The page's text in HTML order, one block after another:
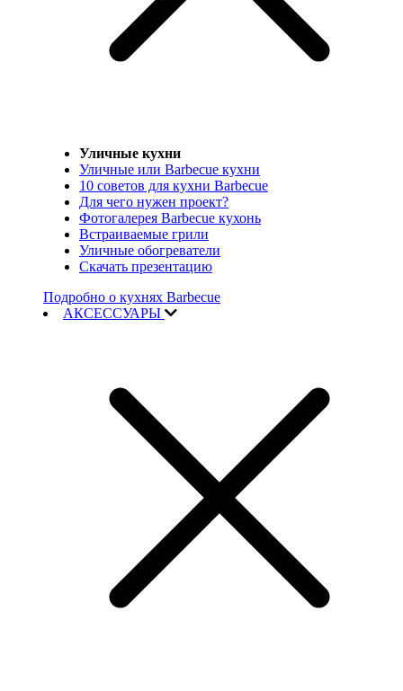
Уличные кухни
Уличные или Barbecue кухни
10 советов для кухни Barbecue
Для чего нужен проект?
Фотогалерея Barbecue кухонь
Встраиваемые грили
Уличные обогреватели
Скачать презентацию
Подробно о кухнях Barbecue
АКСЕССУАРЫ